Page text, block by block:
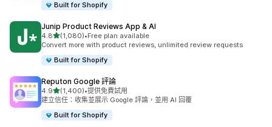
Built for Shopify
Junip Product Reviews App & AI
4.8滿分 5 顆星
(1,080)
共有 1080 則評價
•Free plan available
Convert more with product reviews, unlimited review requests
Built for Shopify
Reputon Google 評論
4.9滿分 5 顆星
(1,400)
共有 1400 則評價
•提供免費試用
建立信任：收集並展示 Google 評論，並用 AI 回覆
Built for Shopify